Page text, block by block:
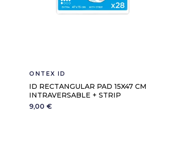
ONTEX ID
ID RECTANGULAR PAD 15X47 CM
INTRAVERSABLE + STRIP
9,00 €